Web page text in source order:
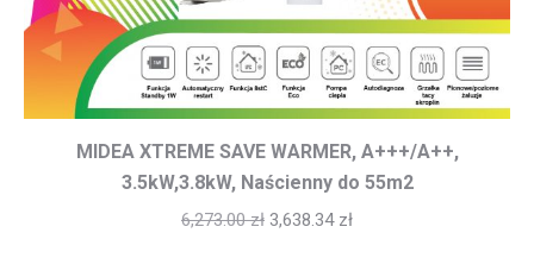
MIDEA XTREME SAVE WARMER, A+++/A++,
3.5kW,3.8kW, Naścienny do 55m2
6,273.00zł 3,638.34 zł